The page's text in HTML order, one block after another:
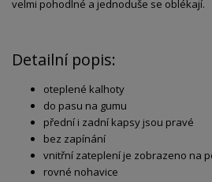
velmi pohodlné a jednoduše se oblékají.
Detailní popis:
oteplené kalhoty
do pasu na gumu
přední i zadní kapsy jsou pravé
bez zapínání
vnitřní zateplení je zobrazeno na
rovné nohavice